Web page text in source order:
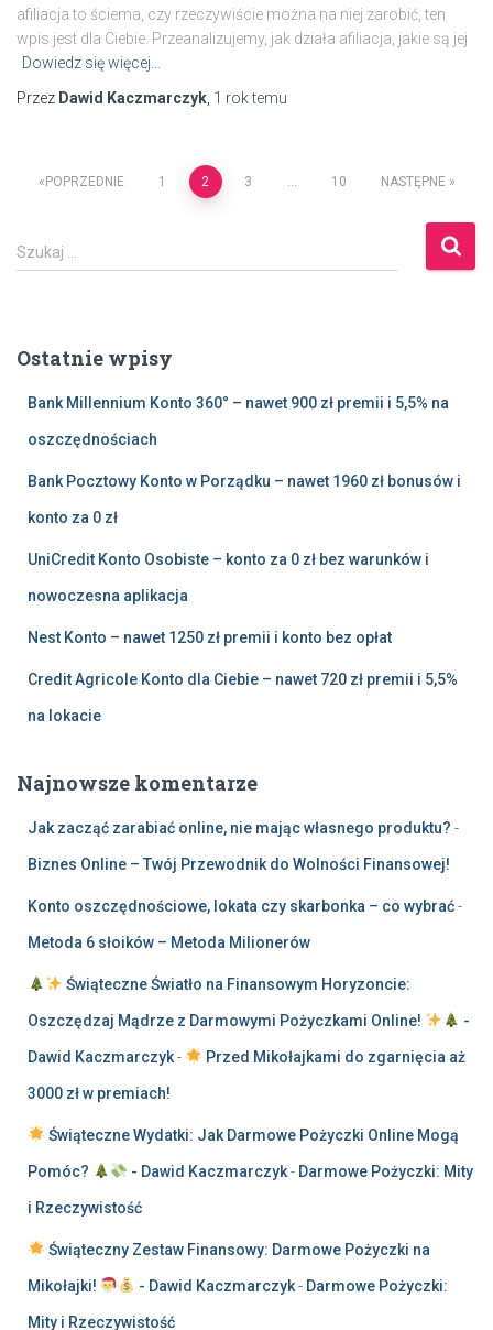
afiliacja to ściema, czy rzeczywiście można na niej zarobić, ten
wpis jest dla Ciebie. Przeanalizujemy, jak działa afiliacja, jakie są jej
Dowiedz się więcej…
Przez Dawid Kaczmarczyk 1 roktemu
Stronicowanie
wpisów
POPRZEDNIE 1 2 3 … 10 NASTĘPNE
S
z
j
Szukaj …
Ostatnie wpisy
Bank Millennium Konto 360° – nawet 900 zł premii i 5,5% na
oszczędnościach
Bank Pocztowy Konto w Porządku – nawet 1960 zł bonusów i
konto za 0 zł
UniCredit Konto Osobiste – konto za 0 zł bez warunków i
nowoczesna aplikacja
Nest Konto – nawet 1250 zł premii i konto bez opłat
Credit Agricole Konto dla Ciebie – nawet 720 zł premii i 5,5%
na lokacie
Najnowsze komentarze
Jak zacząć zarabiać online, nie mając własnego produktu? -
Biznes Online – Twój Przewodnik do Wolności Finansowej!
Konto oszczędnościowe, lokata czy skarbonka – co wybrać-
Metoda 6 słoików – Metoda Milionerów
Świąteczne Światło na Finansowym Horyzoncie:
Oszczędzaj Mądrze z Darmowymi Pożyczkami Online! -
Dawid Kaczmarczyk- Przed Mikołajkami do zgarnięcia aż
3000 zł w premiach!
Świąteczne Wydatki: Jak Darmowe Pożyczki Online Mogą
Pomóc? - Dawid Kaczmarczyk- Darmowe Pożyczki: Mity
i Rzeczywistość
Świąteczny Zestaw Finansowy: Darmowe Pożyczki na
Mikołajki! - Dawid Kaczmarczyk- Darmowe Pożyczki:
Mity i Rzeczywistość